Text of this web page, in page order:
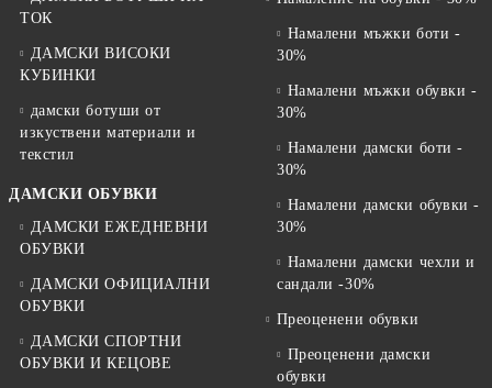
ТОК
ДАМСКИ ВИСОКИ
КУБИНКИ
дамски ботуши от
изкуствени материали и
текстил
ДАМСКИ ОБУВКИ
ДАМСКИ ЕЖЕДНЕВНИ
ОБУВКИ
ДАМСКИ ОФИЦИАЛНИ
ОБУВКИ
ДАМСКИ СПОРТНИ
ОБУВКИ И КЕЦОВЕ
Намалени мъжки боти -
30%
Намалени мъжки обувки -
30%
Намалени дамски боти -
30%
Намалени дамски обувки -
30%
Намалени дамски чехли и
сандали -30%
Преоценени обувки
Преоценени дамски
обувки